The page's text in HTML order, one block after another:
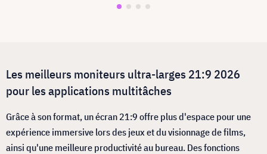
Les meilleurs moniteurs ultra-larges 21:9 2026
pour les applications multitâches
Grâce à son format, un écran 21:9 offre plus d'espace pour une
expérience immersive lors des jeux et du visionnage de films,
ainsi qu'une meilleure productivité au bureau. Des fonctions